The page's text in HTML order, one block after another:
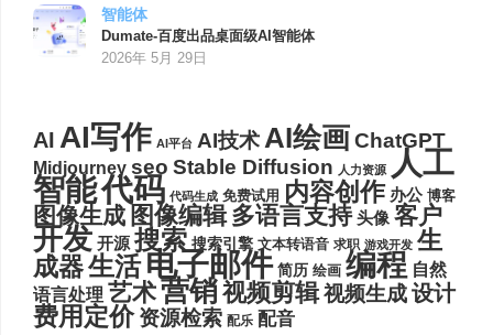
智能体
Dumate-百度出品桌面级AI智能体
2026年 5月 29日
AI AI写作 AI平台 AI技术AI绘画ChatGPT
Midjourney seo Stable Diffusion 人力资源 人工
智能代码 代码生成 免费试用 内容创作 办公 博客
图像生成 图像编辑 多语言支持 头像 客户
开发 开源 搜索 搜索引擎 文本转语音 求职 游戏开发 生
成器生活电子邮件 简历 绘画 编程 自然
语言处理 艺术营销视频剪辑视频生成设计
费用定价 资源检索 配乐 配音